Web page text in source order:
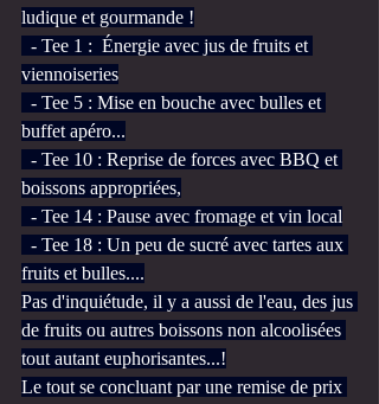
ludique et gourmande !
- Tee 1 :  Énergie avec jus de fruits et
viennoiseries
- Tee 5 : Mise en bouche avec bulles et
buffet apéro...
- Tee 10 : Reprise de forces avec BBQ et
boissons appropriées,
- Tee 14 : Pause avec fromage et vin local
- Tee 18 : Un peu de sucré avec tartes aux
fruits et bulles....
Pas d'inquiétude, il y a aussi de l'eau, des jus
de fruits ou autres boissons non alcoolisées
tout autant euphorisantes...!
Le tout se concluant par une remise de prix